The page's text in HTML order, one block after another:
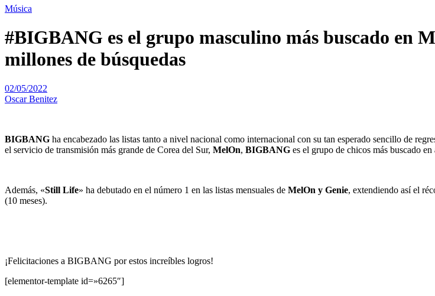
Música
#BIGBANG es el grupo masculino más buscado en
millones de búsquedas
02/05/2022
Oscar Benitez
BIGBANG ha encabezado las listas tanto a nivel nacional como internacional con su tan esperado sencillo de
el servicio de transmisión más grande de Corea del Sur, MelOn, BIGBANG es el grupo de chicos más buscado
Además, «Still Life» ha debutado en el número 1 en las listas mensuales de MelOn y Genie, extendiendo así el
(10 meses).
¡Felicitaciones a BIGBANG por estos increíbles logros!
[elementor-template id=»6265″]